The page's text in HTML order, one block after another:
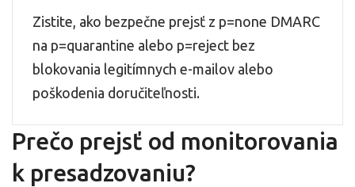
Zistite, ako bezpečne prejsť z p=none DMARC
na p=quarantine alebo p=reject bez
blokovania legitímnych e-mailov alebo
poškodenia doručiteľnosti.
Prečo prejsť od monitorovania
k presadzovaniu?